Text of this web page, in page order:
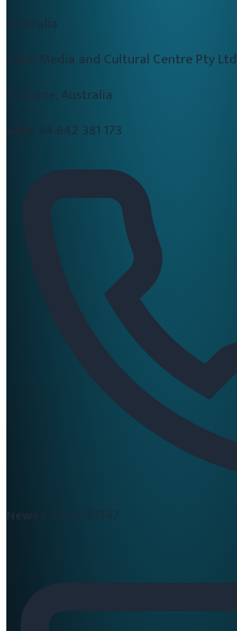
Australia
CALD Media and Cultural Centre Pty Ltd
Brisbane, Australia
84 642 381 173